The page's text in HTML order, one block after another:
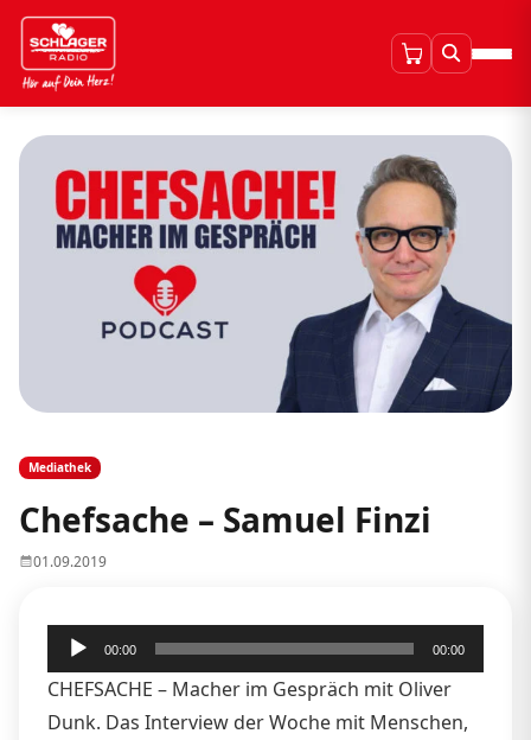
Mediathek
Chefsache – Samuel Finzi
01.09.2019
Audio-
Player
00:00 00:00
CHEFSACHE – Macher im Gespräch mit Oliver
Dunk. Das Interview der Woche mit Menschen,